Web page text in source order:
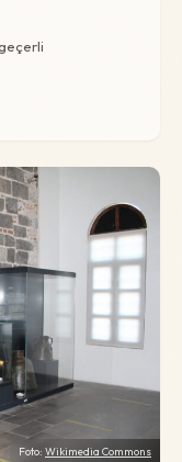
Foto: Wikimedia Commons